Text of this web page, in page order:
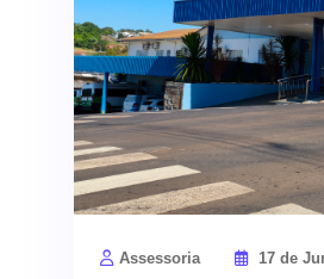
verdes do município
necessários. O trabalho
próximas semanas, com o
cidade ainda mais charmosa
de inverno.
Assessoria
17 de